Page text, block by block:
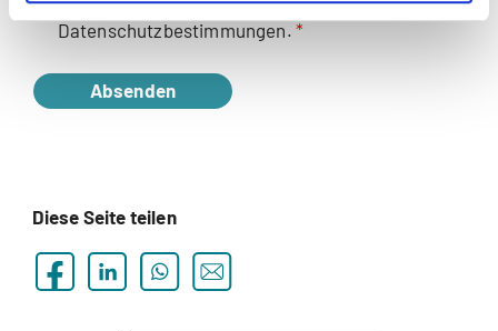
Datenschutzbestimmungen.
Absenden
Diese Seite teilen